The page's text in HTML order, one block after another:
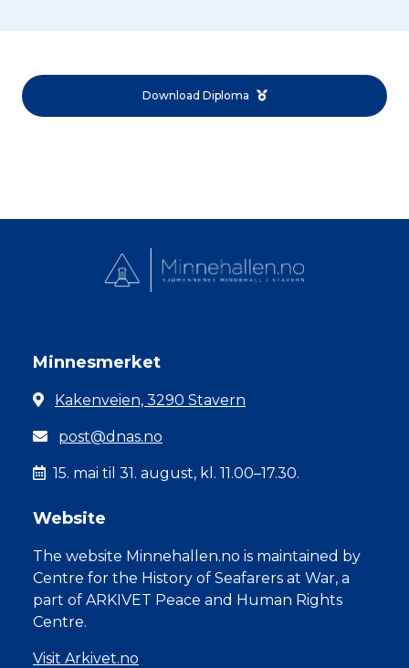
Download Diploma
Minnesmerket
Kakenveien, 3290 Stavern
post@dnas.no
15. mai til 31. august, kl. 11.00–17.30.
Website
The website Minnehallen.no is maintained by
Centre for the History of Seafarers at War, a
part of ARKIVET Peace and Human Rights
Centre.
Visit Arkivet.no
Norsk bokmål